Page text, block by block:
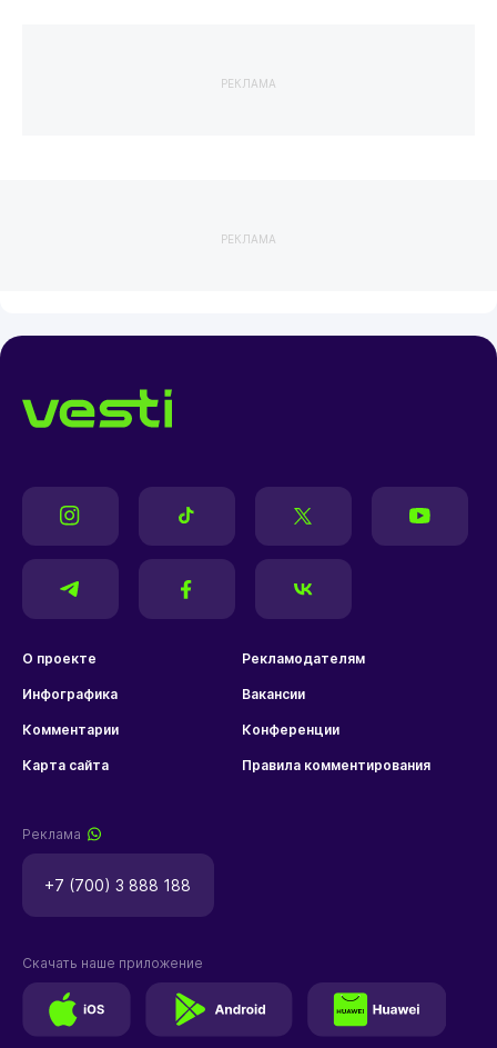
РЕКЛАМА
РЕКЛАМА
О проекте Рекламодателям
Инфографика Вакансии
Комментарии Конференции
Карта сайта Правила комментирования
Реклама
+7 (700) 3 888 188
Скачать наше приложение